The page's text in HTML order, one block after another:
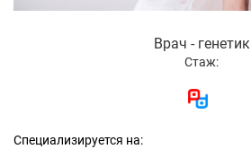
Врач - генетик
Стаж:
Специализируется на: